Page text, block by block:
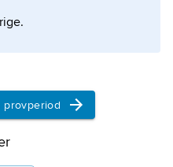
med de
provperiod